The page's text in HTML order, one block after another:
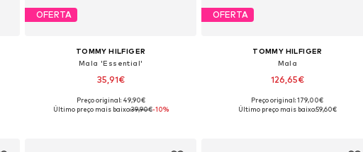
OFERTA
TOMMY HILFIGER
Mala 'Essential'
35,91€
Tamanhos disponíveis: One Size
Preço original: 49,90€
Último preço mais baixo:39,90€-10%
OFERTA
TOMMY HILFIGER
Mala
126,65€
Tamanhos disponíveis: One Size
Preço original: 179,00€
Último preço mais baixo:59,60€